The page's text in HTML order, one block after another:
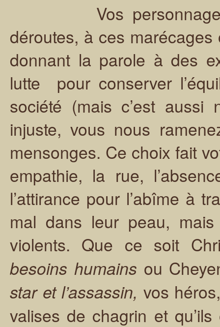
Vos personnages
déroutes, à ces
donnant la parole à des
lutte pour conserver
société (mais c’est
injuste, vous nous
mensonges. Ce choix fait
empathie, la rue,
l’attirance pour l’abîme à
mal dans leur peau,
violents. Que ce soit
besoins humains ou
star et l’assassin, vos
valises de chagrin et